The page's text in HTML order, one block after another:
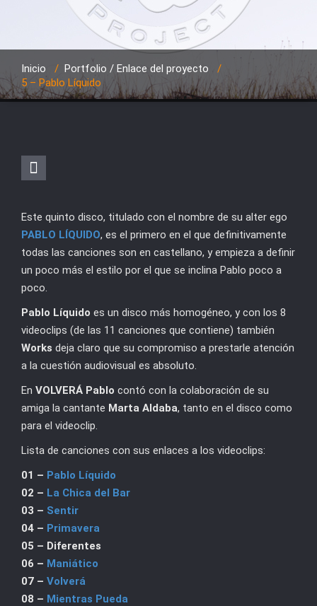
Inicio / Portfolio / Enlace del proyecto /
5 – Pablo Líquido
Este quinto disco, titulado con el nombre de su alter ego
PABLO LÍQUIDO, es el primero en el que definitivamente
todas las canciones son en castellano, y empieza a definir
un poco más el estilo por el que se inclina Pablo poco a
poco.
Pablo Líquido es un disco más homogéneo, y con los 8
videoclips (de las 11 canciones que contiene) también
Works deja claro que su compromiso a prestarle atención
a la cuestión audiovisual es absoluto.
En VOLVERÁ Pablo contó con la colaboración de su
amiga la cantante Marta Aldaba, tanto en el disco como
para el videoclip.
Lista de canciones con sus enlaces a los videoclips:
01 – Pablo Líquido
02 – La Chica del Bar
03 – Sentir
04 – Primavera
05 – Diferentes
06 – Maniático
07 – Volverá
08 – Mientras Pueda